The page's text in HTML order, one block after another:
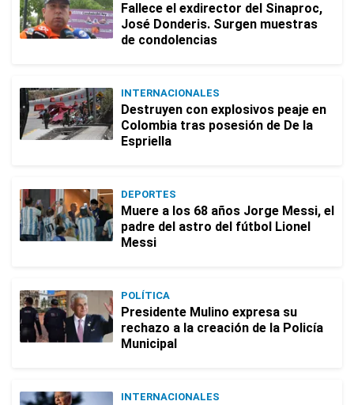
Fallece el exdirector del Sinaproc,
José Donderis. Surgen muestras
de condolencias
INTERNACIONALES
Destruyen con explosivos peaje en
Colombia tras posesión de De la
Espriella
DEPORTES
Muere a los 68 años Jorge Messi, el
padre del astro del fútbol Lionel
Messi
POLÍTICA
Presidente Mulino expresa su
rechazo a la creación de la Policía
Municipal
INTERNACIONALES